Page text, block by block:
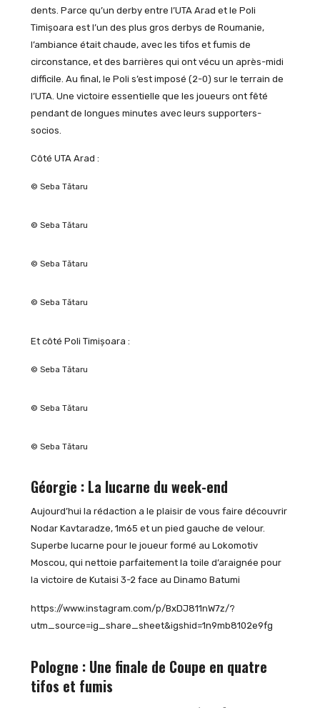
dents. Parce qu’un derby entre l’UTA Arad et le Poli
Timișoara est l’un des plus gros derbys de Roumanie,
l’ambiance était chaude, avec les tifos et fumis de
circonstance, et des barrières qui ont vécu un après-midi
difficile. Au final, le Poli s’est imposé (2-0) sur le terrain de
l’UTA. Une victoire essentielle que les joueurs ont fêté
pendant de longues minutes avec leurs supporters-
socios.
Côté UTA Arad :
© Seba Tătaru
© Seba Tătaru
© Seba Tătaru
© Seba Tătaru
Et côté Poli Timișoara :
© Seba Tătaru
© Seba Tătaru
© Seba Tătaru
Géorgie : La lucarne du week-end
Aujourd’hui la rédaction a le plaisir de vous faire découvrir
Nodar Kavtaradze, 1m65 et un pied gauche de velour.
Superbe lucarne pour le joueur formé au Lokomotiv
Moscou, qui nettoie parfaitement la toile d’araignée pour
la victoire de Kutaisi 3-2 face au Dinamo Batumi
https://www.instagram.com/p/BxDJ811nW7z/?
utm_source=ig_share_sheet&igshid=1n9mb8102e9fg
Pologne : Une finale de Coupe en quatre
tifos et fumis